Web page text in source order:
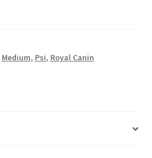
Medium, Psi, Royal Canin